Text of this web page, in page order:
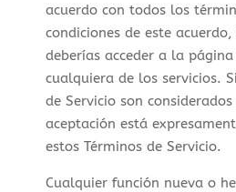
acuerdo con todos los
condiciones de este
deberías acceder a la
cualquiera de los servicios.
de Servicio son
aceptación está
estos Términos de Servicio.
Cualquier función nueva o